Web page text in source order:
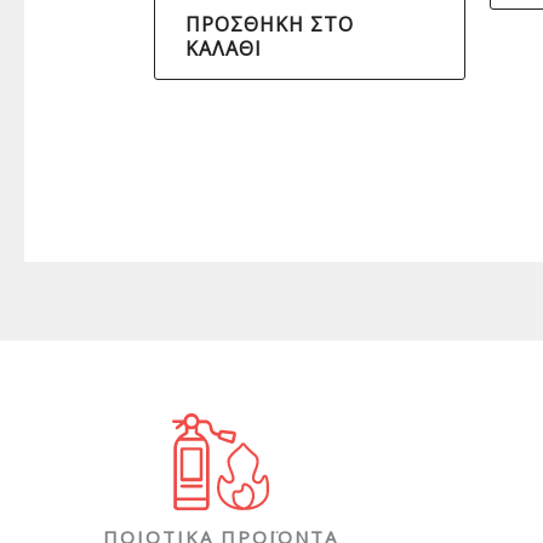
ΠΡΟΣΘΉΚΗ ΣΤΟ
ΚΑΛΆΘΙ
ΠΟΙΟΤΙΚΑ ΠΡΟΪΟΝΤΑ